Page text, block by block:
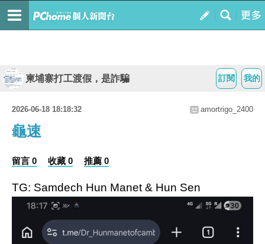
我的
訂閱
柬埔寨打工渡假，是詐騙
2026-06-18 18:18:32 amortrigo_2400
龜速
留言 0 收藏 0 推薦 0
TG: Samdech Hun Manet & Hun Sen